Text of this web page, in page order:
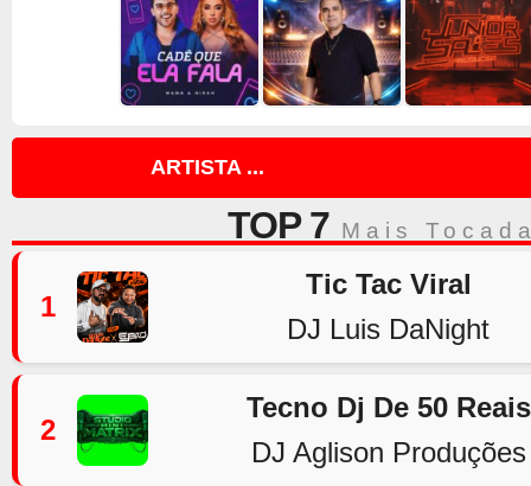
ARTISTA ...
TOP 7 Mais
1
Tic Tac Viral
DJ Luis DaNight
2
Tecno Dj De 50 Reais
DJ Aglison Produções